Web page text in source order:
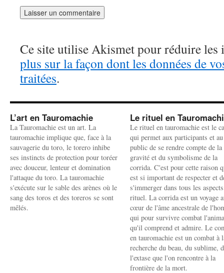
Ce site utilise Akismet pour réduire les
plus sur la façon dont les données de
traitées.
L’art en Tauromachie
La Tauromachie est un art. La
tauromachie implique que, face à la
sauvagerie du toro, le torero inhibe
ses instincts de protection pour toréer
avec douceur, lenteur et domination
l'attaque du toro. La tauromachie
s'exécute sur le sable des arènes où le
sang des toros et des toreros se sont
mêlés.
Le rituel en
Le rituel en tauromachie est le
qui permet aux participants et au
public de se rendre compte de la
gravité et du symbolisme de la
corrida. C'est pour cette raison
est si important de respecter et
s'immerger dans tous les
rituel. La corrida est un voyage
cœur de l'âme ancestrale de
qui pour survivre combat
qu'il comprend et admire. Le
en tauromachie est un combat à
recherche du beau, du sublime,
l'extase que l'on rencontre à la
frontière de la mort.